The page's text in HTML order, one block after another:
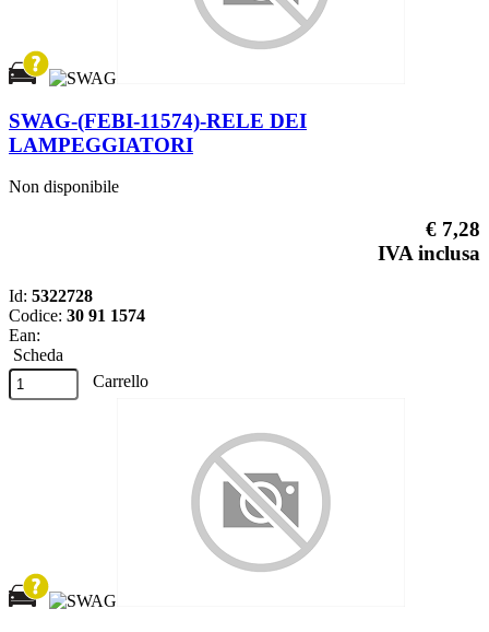
SWAG-(FEBI-11574)-RELE DEI
LAMPEGGIATORI
Non disponibile
€ 7,28
IVA inclusa
Id: 5322728
Codice: 30 91 1574
Ean:
Scheda
Carrello